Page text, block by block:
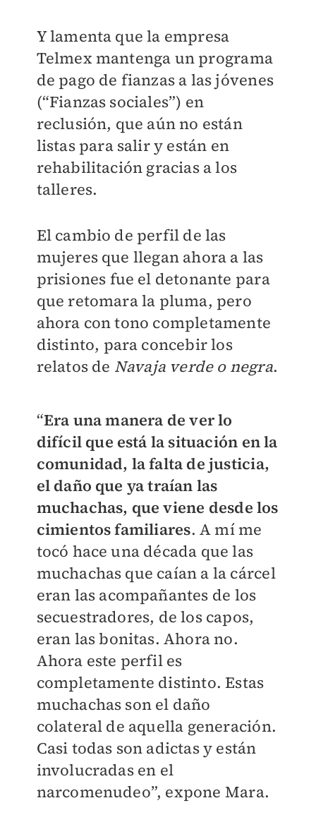
Y lamenta que la empresa
Telmex mantenga un programa
de pago de fianzas a las jóvenes
(“Fianzas sociales”) en
reclusión, que aún no están
listas para salir y están en
rehabilitación gracias a los
talleres.
El cambio de perfil de las
mujeres que llegan ahora a las
prisiones fue el detonante para
que retomara la pluma, pero
ahora con tono completamente
distinto, para concebir los
relatos de Navaja verde o negra.
“Era una manera de ver lo
difícil que está la situación en la
comunidad, la falta de justicia,
el daño que ya traían las
muchachas, que viene desde los
cimientos familiares. A mí me
tocó hace una década que las
muchachas que caían a la cárcel
eran las acompañantes de los
secuestradores, de los capos,
eran las bonitas. Ahora no.
Ahora este perfil es
completamente distinto. Estas
muchachas son el daño
colateral de aquella generación.
Casi todas son adictas y están
involucradas en el
narcomenudeo”, expone Mara.